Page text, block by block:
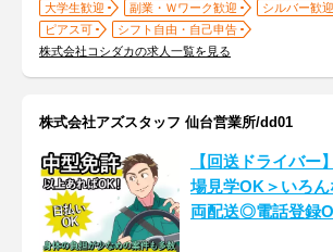
大学生歓迎 副業・Ｗワーク歓迎
シルバー歓迎
ピアス可
シフト自由・自己申告
株式会社コシダカの求人一覧を見る
株式会社アズスタッフ 仙台営業所/dd01
【回送ドライバー
場見学OK＞いろ
両配送◎電話登録